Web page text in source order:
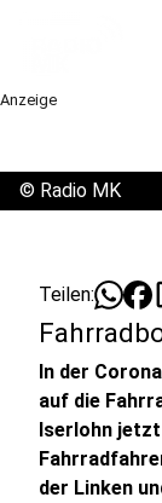
Anzeige
© Radio MK
Teilen:
In der
auf die
Iserlohn
der Linken